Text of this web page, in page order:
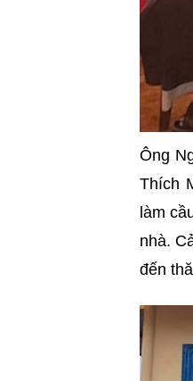
Ông
Thích
làm
nhà.
đến